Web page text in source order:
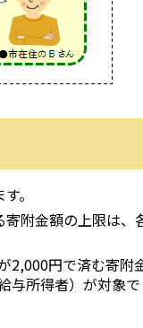
。
附金額の上限は、
2,000円で済む寄附
与所得者）が対象で